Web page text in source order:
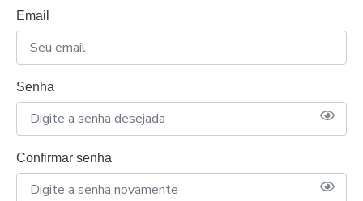
Email
Senha
Confirmar senha